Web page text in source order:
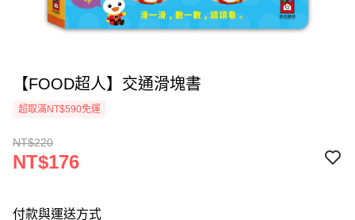
【FOOD超人】交通滑塊書
超取滿NT$590免運
NT$220
NT$176
付款與運送方式